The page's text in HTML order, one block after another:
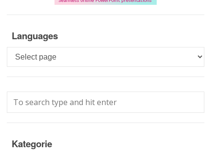
Languages
Languages
Kategorie